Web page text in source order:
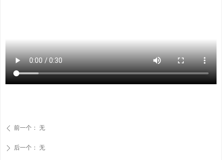
ꄴ 前一个： 无
ꄲ 后一个： 无